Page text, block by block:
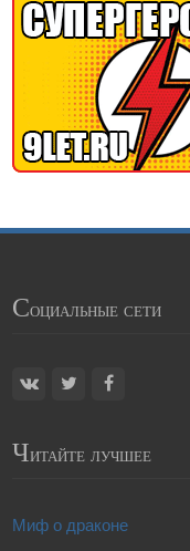
Социальные сети
Читайте лучшее
Миф о драконе